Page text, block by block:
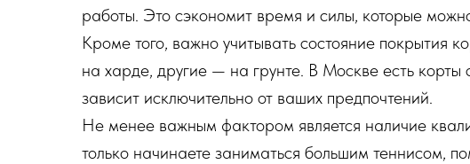
работы. Это сэкономит время и силы, которые
Кроме того, важно учитывать состояние покрытия
на харде, другие — на грунте. В Москве есть
зависит исключительно от ваших предпочтений.
Не менее важным фактором является наличие
только начинаете заниматься большим теннисом,